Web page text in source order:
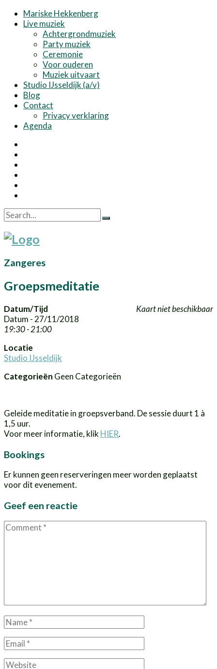
Mariske Hekkenberg
Live muziek
Achtergrondmuziek
Party muziek
Ceremonie
Voor ouderen
Muziek uitvaart
Studio IJsseldijk (a/v)
Blog
Contact
Privacy verklaring
Agenda
Zangeres
Groepsmeditatie
Kaart niet beschikbaar
Datum/Tijd
Datum - 27/11/2018
19:30 - 21:00
Locatie
Studio IJsseldijk
Categorieën Geen Categorieën
Geleide meditatie in groepsverband. De sessie duurt 1 à
1,5 uur.
Voor meer informatie, klik HIER.
Bookings
Er kunnen geen reserveringen meer worden geplaatst
voor dit evenement.
Geef een reactie
Comment
Name
*
Email
*
Website